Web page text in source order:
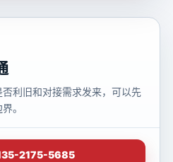
利旧和对接需求发来，可以先
。
2175-5685